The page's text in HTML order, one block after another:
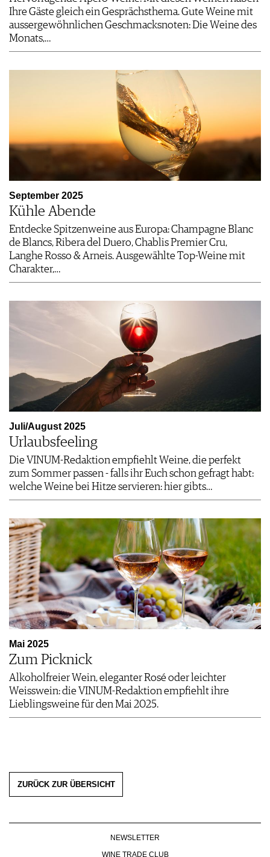
Ihre Gäste gleich ein Gesprächsthema. Gute Weine mit
aussergewöhnlichen Geschmacksnoten: Die Weine des
Monats,…
September 2025
Kühle Abende
Entdecke Spitzenweine aus Europa: Champagne Blanc
de Blancs, Ribera del Duero, Chablis Premier Cru,
Langhe Rosso & Arneis. Ausgewählte Top-Weine mit
Charakter,…
Juli/August 2025
Urlaubsfeeling
Die VINUM-Redaktion empfiehlt Weine, die perfekt
zum Sommer passen - falls ihr Euch schon gefragt habt:
welche Weine bei Hitze servieren: hier gibts…
Mai 2025
Zum Picknick
Alkoholfreier Wein, eleganter Rosé oder leichter
Weisswein: die VINUM-Redaktion empfiehlt ihre
Lieblingsweine für den Mai 2025.
ZURÜCK ZUR ÜBERSICHT
NEWSLETTER
WINE TRADE CLUB